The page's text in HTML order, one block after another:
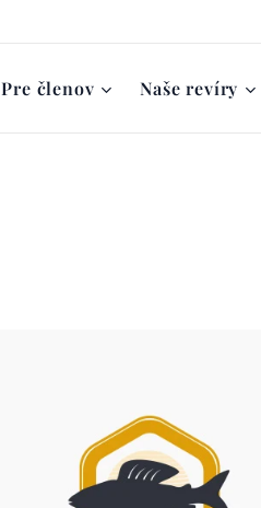
Pre členov Naše revíry